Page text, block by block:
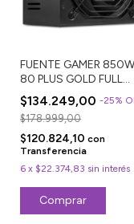
FUENTE GAMER 850W
80 PLUS GOLD FULL
MODULAR KCCFA850-
80PGB
$134.249,00 -25%
$178.999,00
$120.824,10 con
Transferencia
6 x $22.374,83 sin interés